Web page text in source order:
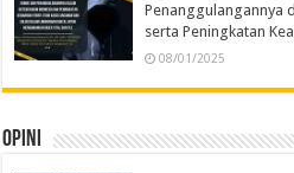
Penanggulangannya
serta Peningkatan
08/01/2025
Opini